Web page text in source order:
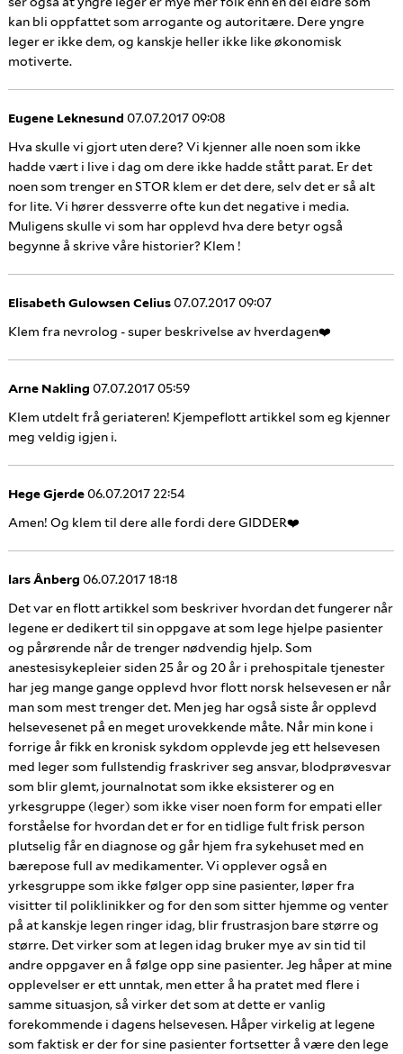
kan bli oppfattet som arrogante og autoritære. Dere yngre
leger er ikke dem, og kanskje heller ikke like økonomisk
motiverte.
Eugene Leknesund 07.07.2017 09:08
Hva skulle vi gjort uten dere? Vi kjenner alle noen som ikke
hadde vært i live i dag om dere ikke hadde stått parat. Er det
noen som trenger en STOR klem er det dere, selv det er så alt
for lite. Vi hører dessverre ofte kun det negative i media.
Muligens skulle vi som har opplevd hva dere betyr også
begynne å skrive våre historier? Klem !
Elisabeth Gulowsen Celius07.07.2017 09:07
Klem fra nevrolog - super beskrivelse av hverdagen❤️
Arne Nakling 07.07.2017 05:59
Klem utdelt frå geriateren! Kjempeflott artikkel som eg kjenner
meg veldig igjen i.
Hege Gjerde06.07.2017 22:54
Amen! Og klem til dere alle fordi dere GIDDER❤️
lars Ånberg 06.07.2017 18:18
Det var en flott artikkel som beskriver hvordan det fungerer når
legene er dedikert til sin oppgave at som lege hjelpe pasienter
og pårørende når de trenger nødvendig hjelp. Som
anestesisykepleier siden 25 år og 20 år i prehospitale tjenester
har jeg mange gange opplevd hvor flott norsk helsevesen er når
man som mest trenger det. Men jeg har også siste år opplevd
helsevesenet på en meget urovekkende måte. Når min kone i
forrige år fikk en kronisk sykdom opplevde jeg ett helsevesen
med leger som fullstendig fraskriver seg ansvar, blodprøvesvar
som blir glemt, journalnotat som ikke eksisterer og en
yrkesgruppe (leger) som ikke viser noen form for empati eller
forståelse for hvordan det er for en tidlige fult frisk person
plutselig får en diagnose og går hjem fra sykehuset med en
bærepose full av medikamenter. Vi opplever også en
yrkesgruppe som ikke følger opp sine pasienter, løper fra
visitter til poliklinikker og for den som sitter hjemme og venter
på at kanskje legen ringer idag, blir frustrasjon bare større og
større. Det virker som at legen idag bruker mye av sin tid til
andre oppgaver en å følge opp sine pasienter. Jeg håper at mine
opplevelser er ett unntak, men etter å ha pratet med flere i
samme situasjon, så virker det som at dette er vanlig
forekommende i dagens helsevesen. Håper virkelig at legene
som faktisk er der for sine pasienter fortsetter å være den lege